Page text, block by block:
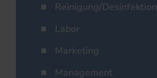
Reinigung/Desinfektion
Labor
Marketing
Management